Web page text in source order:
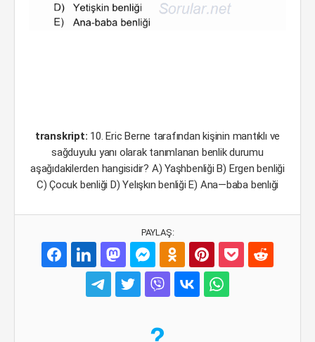
transkript: 10. Eric Berne tarafından kişinin mantıklı ve
sağduyulu yanı olarak tanımlanan benlik durumu
aşağıdakilerden hangisidir? A) Yaşhbenliği B) Ergen benliği
C) Çocuk benliği D) Yelışkın benliği E) Ana—baba benlıği
PAYLAŞ: